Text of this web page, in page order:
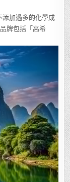
添加過多的化學成
牌包括「高希